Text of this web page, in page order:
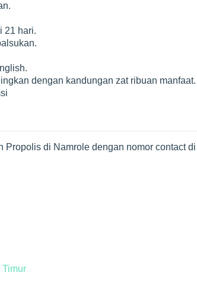
21 hari.
dengan kandungan zat ribuan manfaat.
di Namrole dengan nomor contact di
Timur